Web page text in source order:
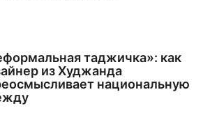
таджичка»: как
из Худжанда
национальную